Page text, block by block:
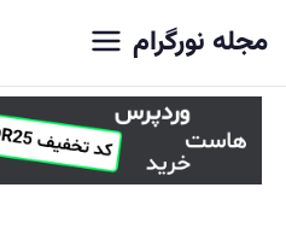
مجله نورگرام